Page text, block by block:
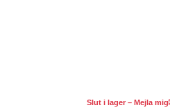
Slut i lager – Mejla mig